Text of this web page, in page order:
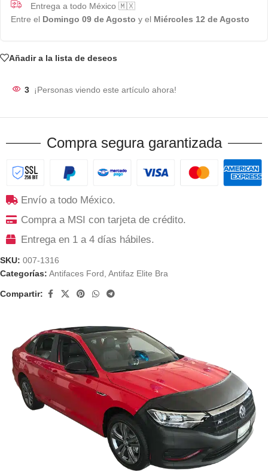
Entrega a todo México 🇲🇽
Entre el Domingo 09 de Agosto y el Miércoles 12 de Agosto
Añadir a la lista de deseos
3 ¡Personas viendo este artículo ahora!
Compra segura garantizada
Envío a todo México.
Compra a MSI con tarjeta de crédito.
Entrega en 1 a 4 días hábiles.
SKU: 007-1316
Categorías: Antifaces Ford Antifaz Elite Bra
Compartir: